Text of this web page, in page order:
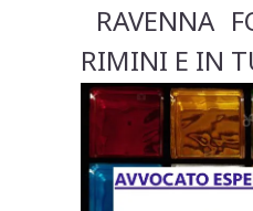
RAVENNA
RIMINI E IN